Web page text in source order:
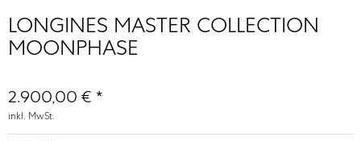
LONGINES MASTER COLLECTION
MOONPHASE
2.900,00 € *
inkl. MwSt.